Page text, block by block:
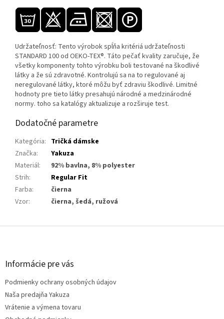
Udržateľnosť: Tento výrobok spĺňa kritériá udržateľnosti
STANDARD 100 od OEKO-TEX®. Táto pečať kvality zaručuje, že
všetky komponenty tohto výrobku boli testované na škodlivé
látky a že sú zdravotné. Kontrolujú sa na to regulované aj
neregulované látky, ktoré môžu byť zdraviu škodlivé. Limitné
hodnoty pre tieto látky presahujú národné a medzinárodné
normy. toho sa katalógy aktualizuje a rozširuje test.
Dodatočné parametre
Kategória: Tričká dámske
Značka:
Yakuza
Materiál:
92% bavlna, 8% polyester
Strih:
Regular Fit
Farba:
čierna
Vzor: čierna, šedá, ružová
Z
Informácie pre vás
Podmienky ochrany osobných údajov
Naša predajňa Yakuza
Vrátenie a výmena tovaru